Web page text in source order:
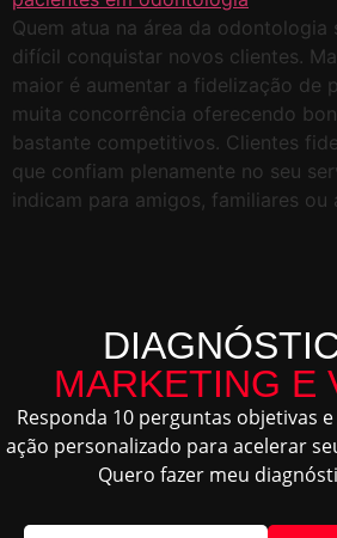
Quem atua na área da odontologia
difícil conquistar novos clientes.
maior é aumentar a fidelização de
muita concorrência oferecendo
bastante competitivos. Clientes
que confiam plenamente no seu
indicam para amigos, familiares
MARKETING E
Responda 10 perguntas objetivas
ação personalizado para acelerar
Quero fazer meu